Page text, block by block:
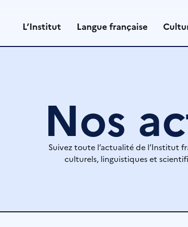
L’Institut Langue française
Nos
Suivez toute l’actualité de l’Institut
culturels, linguistiques et